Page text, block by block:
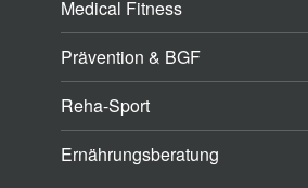
Medical Fitness
Prävention & BGF
Reha-Sport
Ernährungsberatung